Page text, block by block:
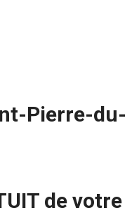
Pierre-du-
de votre